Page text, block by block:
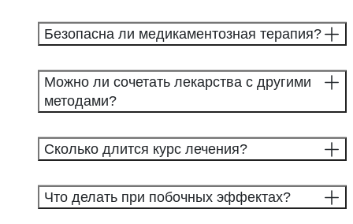
Безопасна ли медикаментозная терапия?
Можно ли сочетать лекарства с другими
методами?
Сколько длится курс лечения?
Что делать при побочных эффектах?